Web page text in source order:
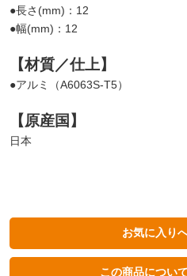
●長さ(mm)：12
●幅(mm)：12
【材質／仕上】
●アルミ（A6063S-T5）
【原産国】
日本